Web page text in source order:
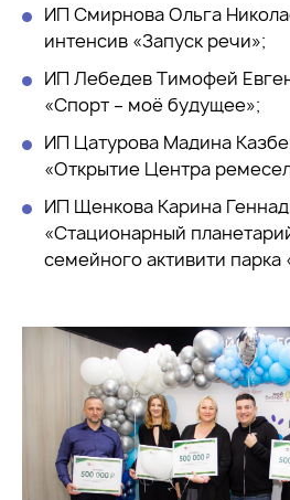
ИП Смирнова Ольга
интенсив «Запуск речи»;
ИП Лебедев Тимофей
«Спорт – моё будущее»;
ИП Цатурова Мадина
«Открытие Центра
ИП Щенкова Карина
«Стационарный
семейного активити парка